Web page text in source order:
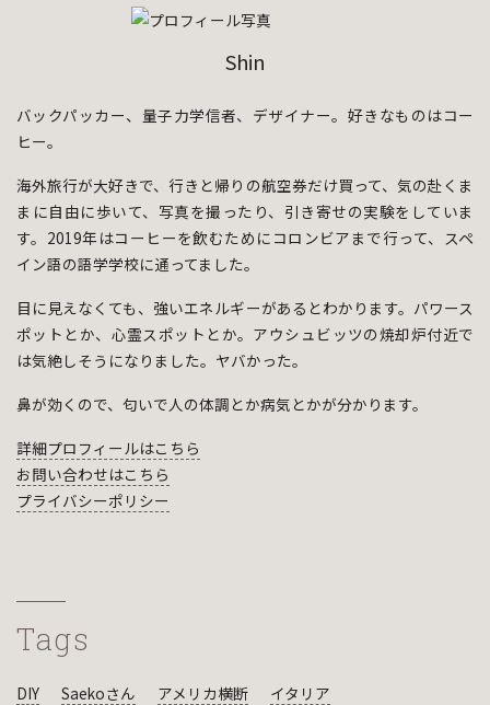
Shin
バックパッカー、量子力学信者、デザイナー。好きなものはコー
ヒー。
海外旅行が大好きで、行きと帰りの航空券だけ買って、気の赴くま
まに自由に歩いて、写真を撮ったり、引き寄せの実験をしていま
す。2019年はコーヒーを飲むためにコロンビアまで行って、スペ
イン語の語学学校に通ってました。
目に見えなくても、強いエネルギーがあるとわかります。パワース
ポットとか、心霊スポットとか。アウシュビッツの焼却炉付近で
は気絶しそうになりました。ヤバかった。
鼻が効くので、匂いで人の体調とか病気とかが分かります。
詳細プロフィールはこちら
お問い合わせはこちら
プライバシーポリシー
Tags
DIY Saekoさん アメリカ横断
イタリア